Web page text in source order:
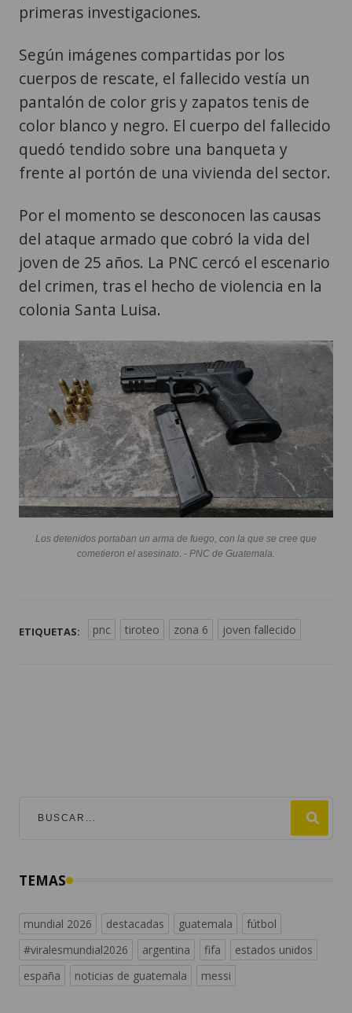
primeras investigaciones.
Según imágenes compartidas por los
cuerpos de rescate, el fallecido vestía un
pantalón de color gris y zapatos tenis de
color blanco y negro. El cuerpo del fallecido
quedó tendido sobre una banqueta y
frente al portón de una vivienda del sector.
Por el momento se desconocen las causas
del ataque armado que cobró la vida del
joven de 25 años. La PNC cercó el escenario
del crimen, tras el hecho de violencia en la
colonia Santa Luisa.
Los detenidos portaban un arma de fuego, con la que se cree que
cometieron el asesinato. - PNC de Guatemala.
ETIQUETAS: pnc tiroteo zona 6 joven fallecido
mundial 2026
españa
noticias de guatemala messi